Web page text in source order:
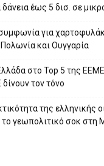
δάνεια έως 5 δισ. σε
για
και Ουγγαρία
στο Top 5 της
τον τόνο
της ελληνικής
το γεωπολιτικό σοκ στη